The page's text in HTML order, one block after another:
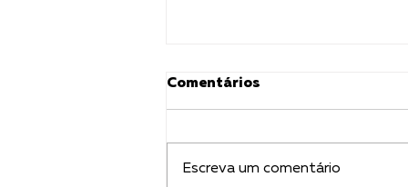
Comentários
Escreva um comentário